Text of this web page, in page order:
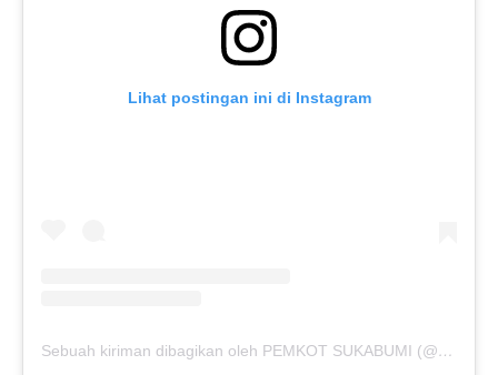
Lihat postingan ini di Instagram
Sebuah kiriman dibagikan oleh PEMKOT SUKABUMI (@pemkotsukabumi_)